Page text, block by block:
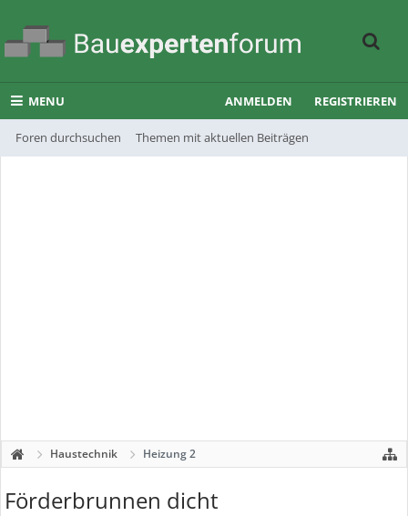
MENU
Foren durchsuchen Themen mit aktuellen Beiträgen
ANMELDEN REGISTRIEREN
Haustechnik Heizung 2
Förderbrunnen dicht